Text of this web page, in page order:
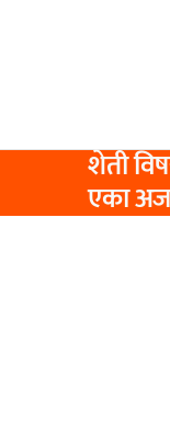
शेती
एका